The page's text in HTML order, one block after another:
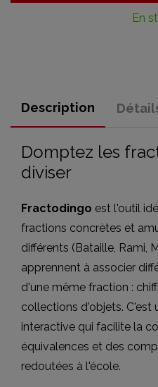
En
Description
Domptez les
diviser
Fractodingo est l'outil
fractions concrètes et
différents (Bataille, Rami,
apprennent à associer
d'une même fraction :
collections d'objets. C'est
interactive qui facilite la
équivalences et des
redoutées à l'école.